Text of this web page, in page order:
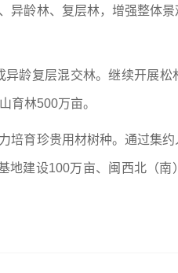
异龄林、复层林，增强整体
龄复层混交林。继续开展
育林500万亩。
培育珍贵用材树种。通过集
建设100万亩、闽西北（南